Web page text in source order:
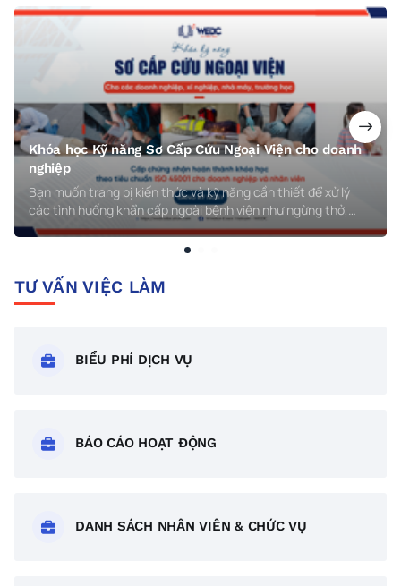
Khóa học Kỹ năng Sơ Cấp Cứu Ngoại Viện cho doanh
nghiệp
Bạn muốn trang bị kiến thức và kỹ năng cần thiết để xử lý
các tình huống khẩn cấp ngoài bệnh viện như ngừng thở,
ngưng tim, chấn thương, bỏng, điện giật, hay ngộ độc hóa
chất? Khóa học Kỹ năng Sơ Cấp Cứu Ngoại Viện của WEDC
TƯ VẤN VIỆC LÀM
BIỂU PHÍ DỊCH VỤ
BÁO CÁO HOẠT ĐỘNG
DANH SÁCH NHÂN VIÊN & CHỨC VỤ